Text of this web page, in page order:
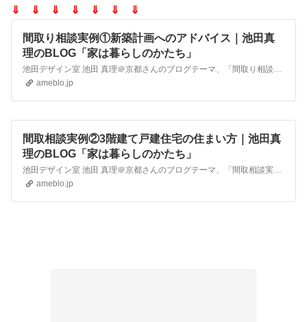
⇓ ⇓ ⇓ ⇓ ⇓ ⇓ ⇓
間取り相談実例①新築計画へのアドバイス｜池田真
理のBLOG「家は暮らしのかたち」
池田デザイン室 池田 真理＠京都さんのブログテーマ、「間取り相談実例①新築計画へのアドバイス」の記事一覧ページです。
ameblo.jp
間取相談実例②3階建て戸建住宅の住まい方｜池田真
理のBLOG「家は暮らしのかたち」
池田デザイン室 池田 真理＠京都さんのブログテーマ、「間取相談実例②3階建て戸建住宅の住まい方」の記事一覧ページです。
ameblo.jp